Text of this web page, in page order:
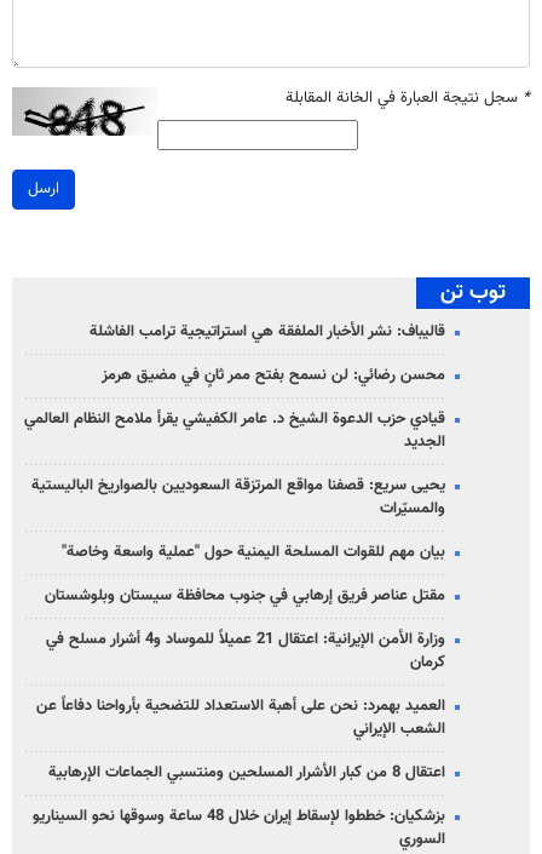
* سجل نتيجة العبارة في الخانة المقابلة
ارسل
توب تن
قاليباف: نشر الأخبار الملفقة هي استراتيجية ترامب الفاشلة
محسن رضائي: لن نسمح بفتح ممر ثانٍ في مضيق هرمز
قيادي حزب الدعوة الشيخ د. عامر الكفيشي يقرأ ملامح النظام العالمي
الجديد
يحيى سريع: قصفنا مواقع المرتزقة السعوديين بالصواريخ الباليستية
والمسيّرات
بيان مهم للقوات المسلحة اليمنية حول "عملية واسعة وخاصة"
مقتل عناصر فريق إرهابي في جنوب محافظة سيستان وبلوشستان
وزارة الأمن الإيرانية: اعتقال 21 عميلاً للموساد و4 أشرار مسلح في
كرمان
العميد بهمرد: نحن على أهبة الاستعداد للتضحية بأرواحنا دفاعاً عن
الشعب الإيراني
اعتقال 8 من كبار الأشرار المسلحين ومنتسبي الجماعات الإرهابية
بزشكيان: خططوا لإسقاط إيران خلال 48 ساعة وسوقها نحو السيناريو
السوري